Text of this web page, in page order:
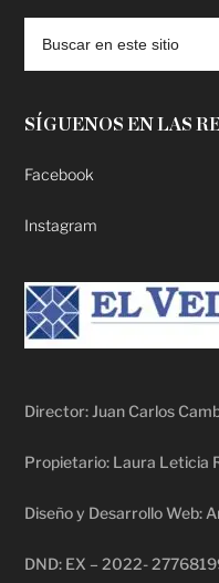
SÍGUENOS EN LAS
Facebook
Instagram
Director: Juan Carlos
Propietario: Laura Leticia
Diseño y Desarrollo Web:
DND: EX – 2022-